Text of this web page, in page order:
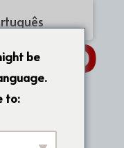
be
to: